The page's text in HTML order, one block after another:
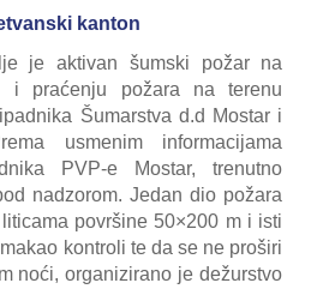
kanton
je aktivan šumski požar na
i praćenju požara na terenu
Šumarstva d.d Mostar i
usmenim informacijama
PVP-e Mostar, trenutno
nadzorom. Jedan dio požara
površine 50×200 m i isti
kontroli te da se ne proširi
noći, organizirano je dežurstvo